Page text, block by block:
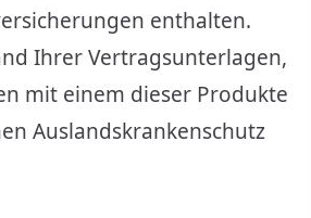
enthalten.
Ihrer Vertragsunterlagen,
mit einem dieser Produkte
Auslandskrankenschutz